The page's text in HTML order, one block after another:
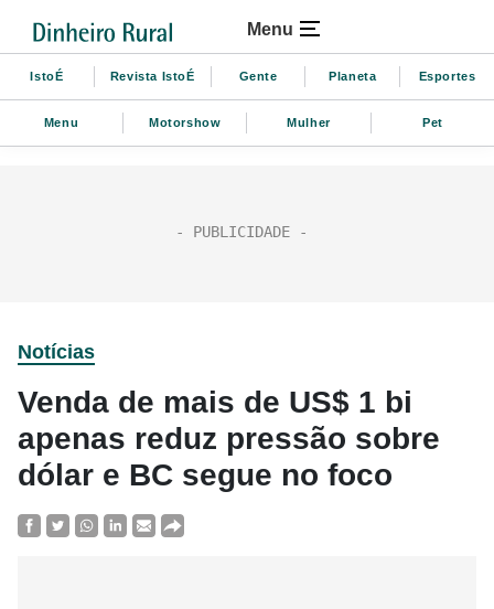
Menu
IstoÉ Revista IstoÉ Gente Planeta Esportes
Menu Motorshow Mulher Pet
Notícias
Venda de mais de US$ 1 bi
apenas reduz pressão sobre
dólar e BC segue no foco